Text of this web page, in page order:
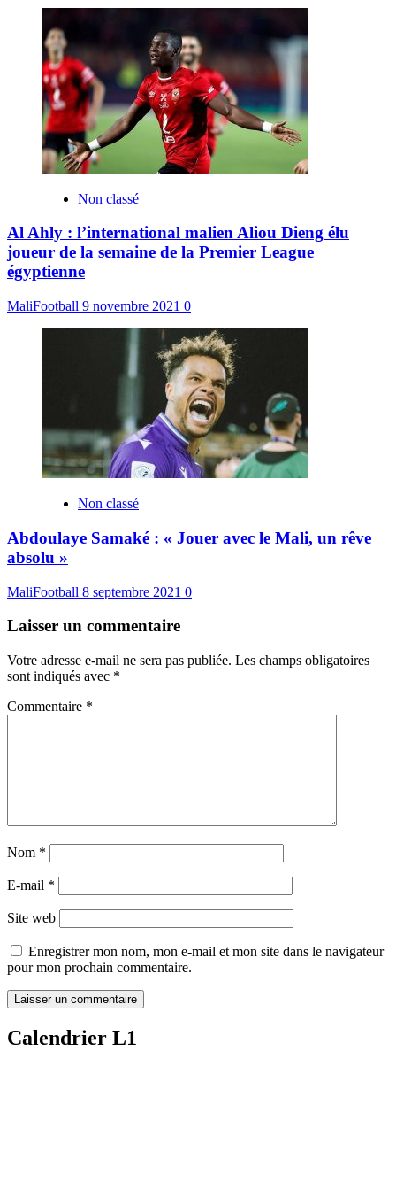
Non classé
Al Ahly : l’international malien Aliou Dieng élu
joueur de la semaine de la Premier League
égyptienne
MaliFootball 9 novembre 2021 0
Non classé
Abdoulaye Samaké : « Jouer avec le Mali, un rêve
absolu »
MaliFootball 8 septembre 2021 0
Laisser un commentaire
Votre adresse e-mail ne sera pas publiée. Les champs obligatoires
sont indiqués avec *
Commentaire *
Nom *
E-mail *
Site web
Enregistrer mon nom, mon e-mail et mon site dans le navigateur
pour mon prochain commentaire.
Calendrier L1